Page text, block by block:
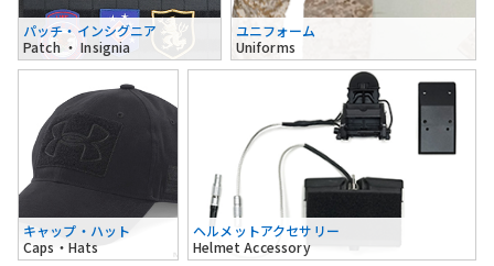
パッチ・インシグニア
Patch ・ Insignia
ユニフォーム
Uniforms
キャップ・ハット
Caps・Hats
ヘルメットアクセサリー
Helmet Accessory